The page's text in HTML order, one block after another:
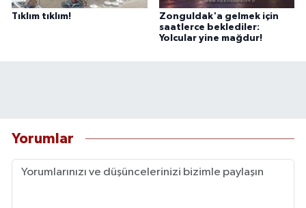
Tıklım tıklım!
Zonguldak'a gelmek için
saatlerce beklediler:
Yolcular yine mağdur!
Yorumlar